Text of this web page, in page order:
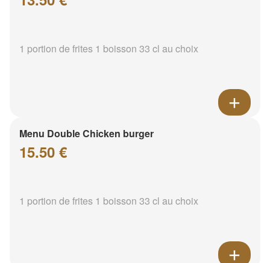
1 portion de frites 1 boisson 33 cl au choix
Menu Double Chicken burger
15.50 €
1 portion de frites 1 boisson 33 cl au choix